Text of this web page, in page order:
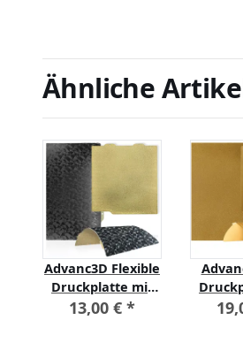
Ähnliche
Advanc3D Flexible
Druckplatte mit
PEO und PEI
13,00 € *
rauer